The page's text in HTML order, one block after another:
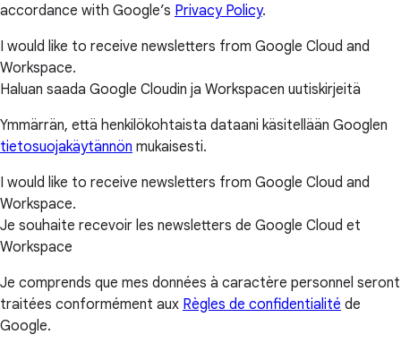
accordance with Google’s Privacy Policy.
I would like to receive newsletters from Google Cloud and
Workspace.
Haluan saada Google Cloudin ja Workspacen uutiskirjeitä
Ymmärrän, että henkilökohtaista dataani käsitellään Googlen
tietosuojakäytännön mukaisesti.
I would like to receive newsletters from Google Cloud and
Workspace.
Je souhaite recevoir les newsletters de Google Cloud et
Workspace
Je comprends que mes données à caractère personnel seront
traitées conformément aux Règles de confidentialité de
Google.